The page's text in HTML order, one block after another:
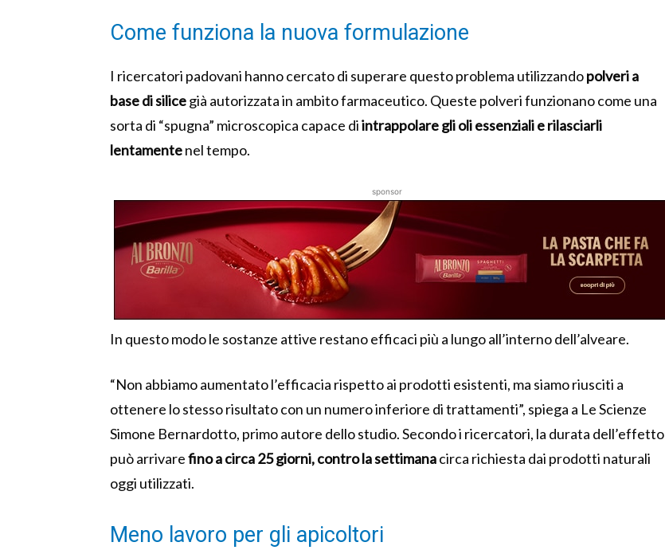
Come funziona la nuova formulazione
I ricercatori padovani hanno cercato di superare questo problema utilizzandopolveri a
base di silicegià autorizzata in ambito farmaceutico. Queste polveri funzionano come una
sorta di “spugna” microscopica capace diintrappolare gli oli essenziali e rilasciarli
lentamentenel tempo.
sponsor
In questo modo le sostanze attive restano efficaci più a lungo all’interno dell’alveare.
“Non abbiamo aumentato l’efficacia rispetto ai prodotti esistenti, ma siamo riusciti a
ottenere lo stesso risultato con un numero inferiore di trattamenti”, spiega a Le Scienze
Simone Bernardotto, primo autore dello studio. Secondo i ricercatori, la durata dell’effetto
può arrivarefino a circa 25 giorni, contro la settimanacirca richiesta dai prodotti naturali
oggi utilizzati.
Meno lavoro per gli apicoltori